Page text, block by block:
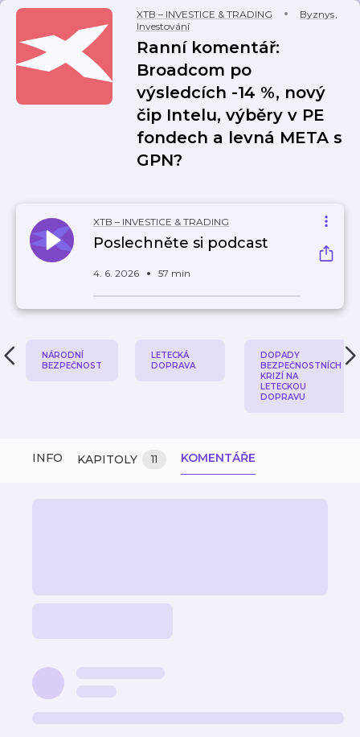
XTB – INVESTICE & TRADING Byznys,
Investování
Ranní komentář:
Broadcom po
výsledcích -14 %, nový
čip Intelu, výběry v PE
fondech a levná META s
GPN?
XTB – INVESTICE & TRADING
Poslechněte si podcast
4. 6. 2026 57 min
NÁRODNÍ
BEZPEČNOST
LETECKÁ
DOPRAVA
DOPADY
BEZPEČNOSTNÍCH
KRIZÍ NA
LETECKOU
DOPRAVU
INFO KAPITOLY 11 KOMENTÁŘE